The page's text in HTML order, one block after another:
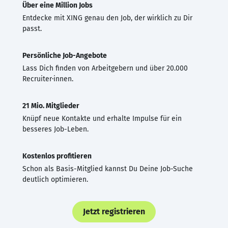
Über eine Million Jobs
Entdecke mit XING genau den Job, der wirklich zu Dir
passt.
Persönliche Job-Angebote
Lass Dich finden von Arbeitgebern und über 20.000
Recruiter·innen.
21 Mio. Mitglieder
Knüpf neue Kontakte und erhalte Impulse für ein
besseres Job-Leben.
Kostenlos profitieren
Schon als Basis-Mitglied kannst Du Deine Job-Suche
deutlich optimieren.
Jetzt registrieren